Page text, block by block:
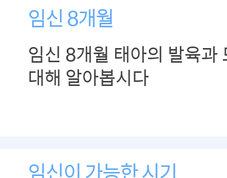
임신 8개월
임신 8개월 태아의 발육과
대해 알아봅시다
임신이 가능한 시기